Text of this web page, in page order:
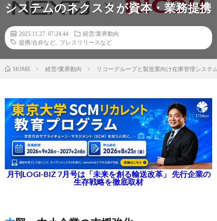
システムのネクスタが資本・業務提携
2025.11.27 07:24:44
経営/業界動向
提携/合弁など
プレスリリースなど
HOME 経営/業界動向 リコーグループと製造業向け在庫管理システ
月刊LOGI-BIZ 7月号は「未来を創る輸送改革」 先行企業の
生存戦略を徹底取材